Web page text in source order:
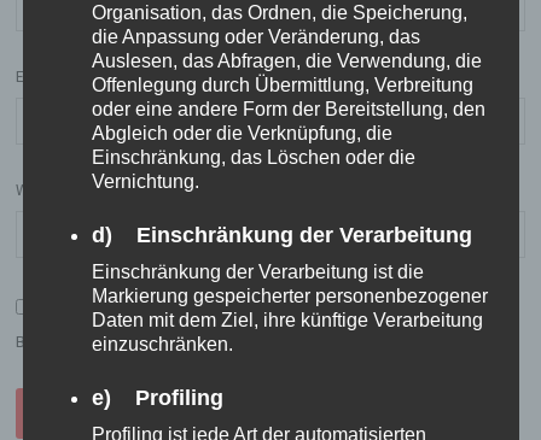
E-MAIL-ADRESSE
WEBSITE
NAME, E-MAIL-ADRESSE UND WEBSITE IN DIESEM
BROWSER FÜR MEINEN NÄCHSTEN KOMMENTAR SPEICHERN.
Organisation, das Ordnen, die Speicherung,
die Anpassung oder Veränderung, das
Auslesen, das Abfragen, die Verwendung, die
Offenlegung durch Übermittlung, Verbreitung
oder eine andere Form der Bereitstellung, den
Abgleich oder die Verknüpfung, die
Einschränkung, das Löschen oder die
Vernichtung.
d) Einschränkung der Verarbeitung
Einschränkung der Verarbeitung ist die
Markierung gespeicherter personenbezogener
Daten mit dem Ziel, ihre künftige Verarbeitung
einzuschränken.
e) Profiling
Profiling ist jede Art der automatisierten